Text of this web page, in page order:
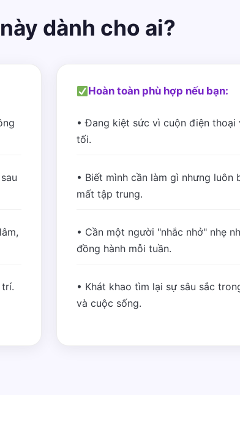
dành cho ai?
Hoàn toàn phù hợp nếu bạn:
• Đang kiệt sức vì cuộn điện thoại
tối.
• Biết mình cần làm gì nhưng luôn
mất tập trung.
• Cần một người "nhắc nhở" nhẹ
đồng hành mỗi tuần.
• Khát khao tìm lại sự sâu sắc
và cuộc sống.